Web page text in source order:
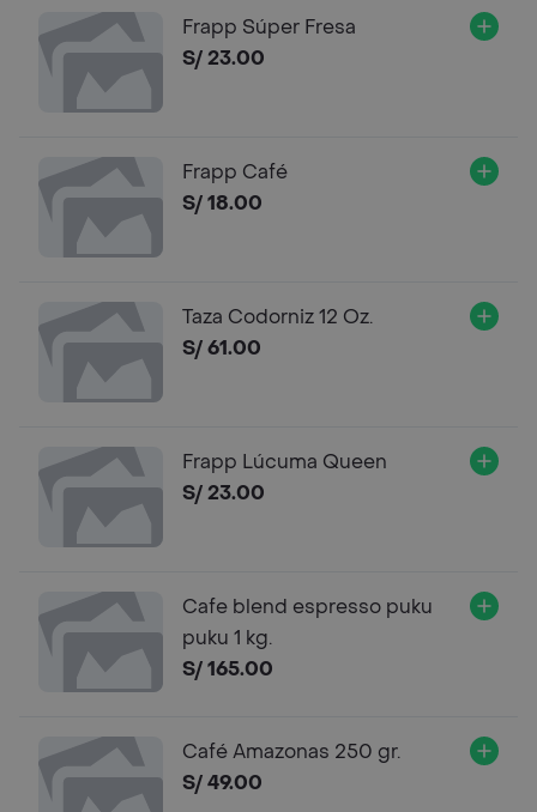
Frapp Súper Fresa
S/ 23.00
Frapp Café
S/ 18.00
Taza Codorniz 12 Oz.
S/ 61.00
Frapp Lúcuma Queen
S/ 23.00
Cafe blend espresso puku
puku 1 kg.
S/ 165.00
Café Amazonas 250 gr.
S/ 49.00